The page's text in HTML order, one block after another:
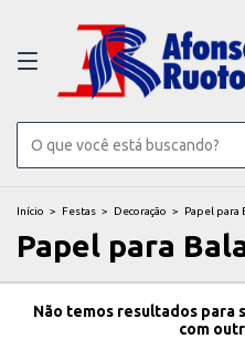
Início > Festas > Decoração > Papel para
Papel para
Não temos resultados para
com